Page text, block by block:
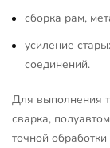
сборка рам,
усиление
соединений.
Для выполнения
сварка,
точной